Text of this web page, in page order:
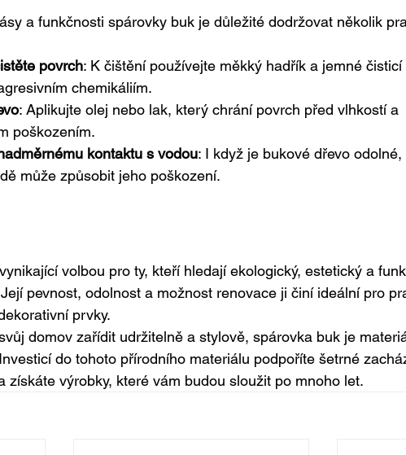
a funkčnosti spárovky buk je důležité dodržovat několik
povrch: K čištění používejte měkký hadřík a jemné čisticí
chemikáliím.
: Aplikujte olej nebo lak, který chrání povrch před vlhkostí a
poškozením.
kontaktu s vodou: I když je bukové dřevo
může způsobit jeho poškození.
volbou pro ty, kteří hledají ekologický, estetický a
pevnost, odolnost a možnost renovace ji činí ideální pro
prvky.
domov zařídit udržitelně a stylově, spárovka buk je
do tohoto přírodního materiálu podpoříte šetrné
získáte výrobky, které vám budou sloužit po mnoho let.